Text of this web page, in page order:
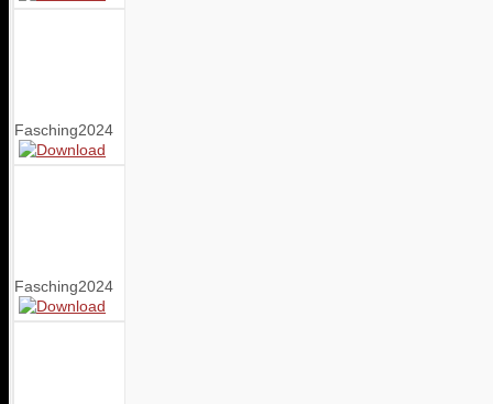
Fasching2024
Fasching2024